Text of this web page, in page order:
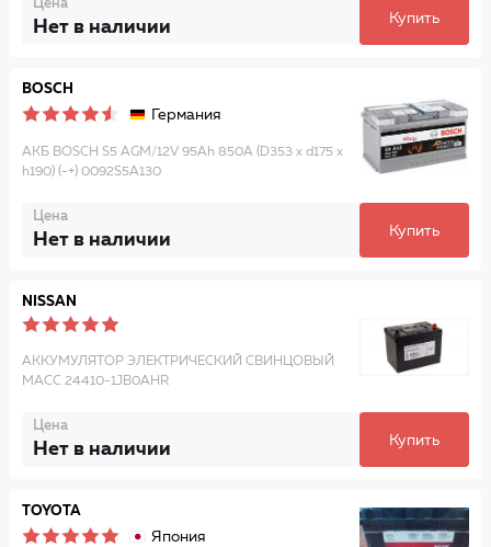
Цена
Нет в наличии Купить
BOSCH
Германия
АКБ BOSCH S5 AGM/12V 95Ah 850A (D353 x d175 x
h190) (-+) 0092S5A130
Цена
Нет в наличии Купить
NISSAN
АККУМУЛЯТОР ЭЛЕКТРИЧЕСКИЙ СВИНЦОВЫЙ
МАСС 24410-1JB0AHR
Цена
Нет в наличии Купить
TOYOTA
Япония